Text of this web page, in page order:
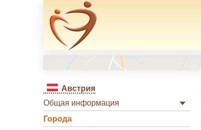
Австрия
Общая информация
Города